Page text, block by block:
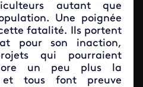
autant que
Une poignée
fatalité. Ils portent
pour son inaction,
qui pourraient
un peu plus la
et tous font preuve